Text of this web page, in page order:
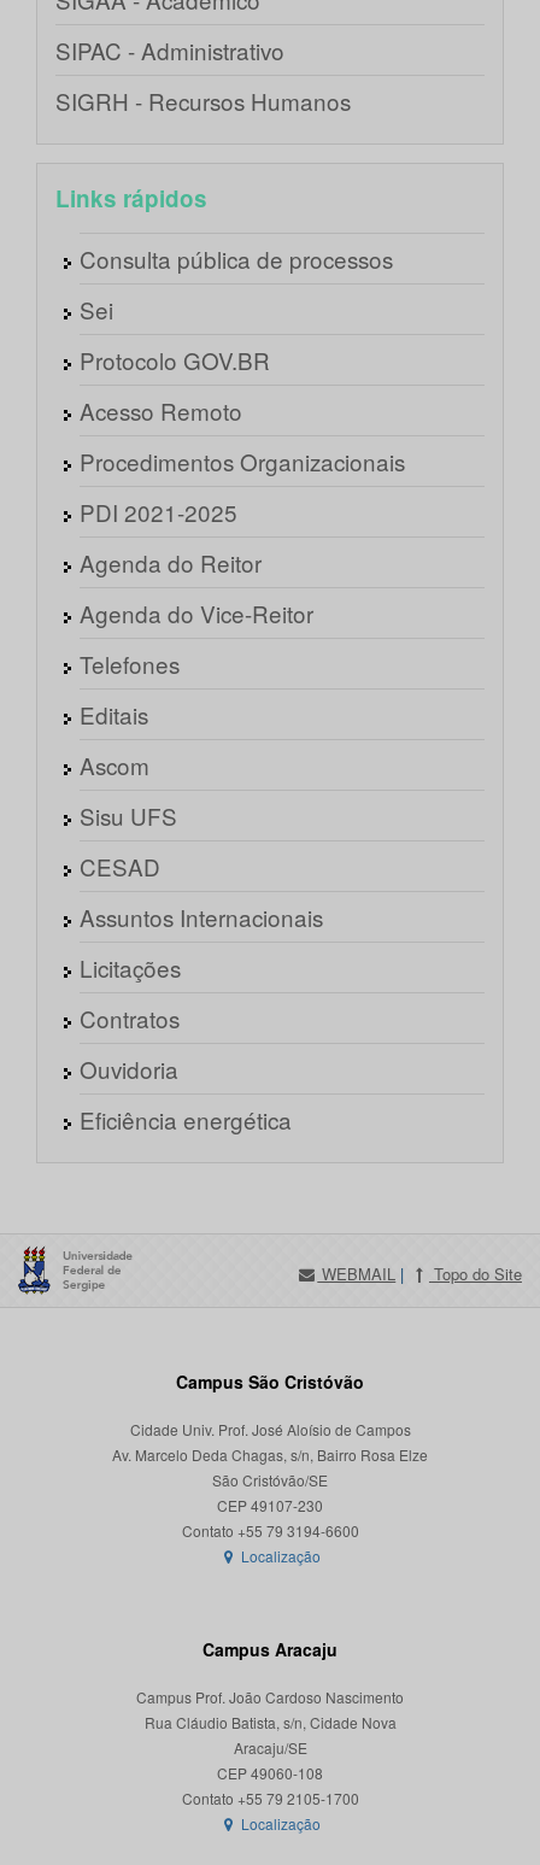
SIPAC - Administrativo
SIGRH - Recursos Humanos
Links rápidos
Consulta pública de processos
Sei
Protocolo GOV.BR
Acesso Remoto
Procedimentos Organizacionais
PDI 2021-2025
Agenda do Reitor
Agenda do Vice-Reitor
Telefones
Editais
Ascom
Sisu UFS
CESAD
Assuntos Internacionais
Licitações
Contratos
Ouvidoria
Eficiência energética
WEBMAIL | Topo do Site
Campus São Cristóvão
Cidade Univ. Prof. José Aloísio de Campos
Av. Marcelo Deda Chagas, s/n, Bairro Rosa Elze
São Cristóvão/SE
CEP 49107-230
Localização
Campus Aracaju
Campus Prof. João Cardoso Nascimento
Rua Cláudio Batista, s/n, Cidade Nova
Aracaju/SE
CEP 49060-108
Localização